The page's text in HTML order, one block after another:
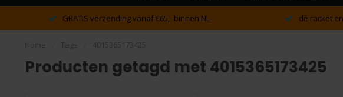
GRATIS verzending vanaf €65,- binnen NL dé racket
Producten getagd met 4015365173425